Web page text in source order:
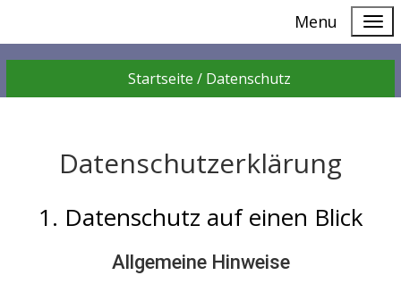
Menu
Startseite / Datenschutz
Datenschutzerklärung
1. Datenschutz auf einen Blick
Allgemeine Hinweise